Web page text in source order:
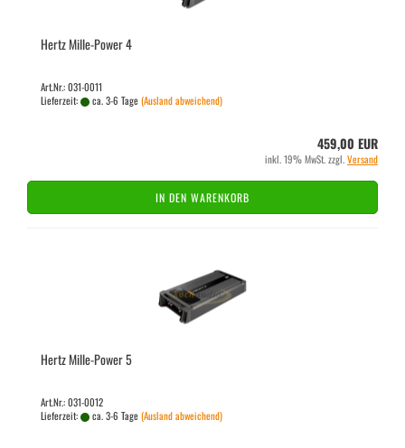
Hertz Mille-​​Power 4
Art.Nr.: 031-0011
Lieferzeit:
ca. 3-6 Tage(Ausland abweichend)
459,00 EUR
inkl. 19% MwSt. zzgl.Versand
IN DEN WARENKORB
Hertz Mille-​​Power 5
Art.Nr.: 031-0012
Lieferzeit:
ca. 3-6 Tage(Ausland abweichend)